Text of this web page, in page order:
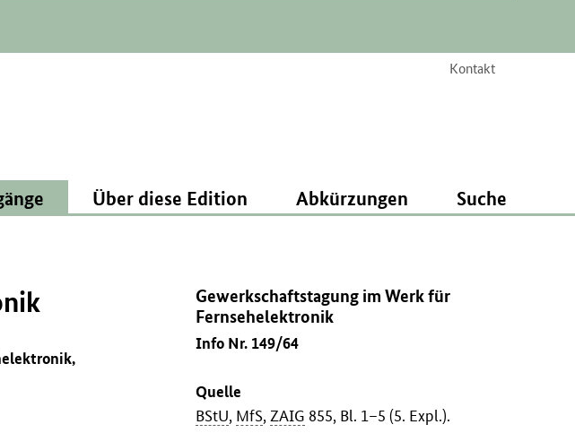
Kontakt
Über diese Edition Abkürzungen Suche
Gewerkschaftstagung im Werk für
Fernsehelektronik
Info Nr. 149/64
Quelle
BStU, MfS,ZAIG 855, Bl. 1–5 (5. Expl.).